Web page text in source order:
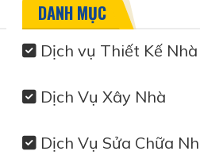
DANH MỤC
Dịch vụ Thiết Kế Nhà
Dịch Vụ Xây Nhà
Dịch Vụ Sửa Chữa